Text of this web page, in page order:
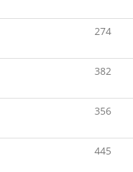
274
382
356
445